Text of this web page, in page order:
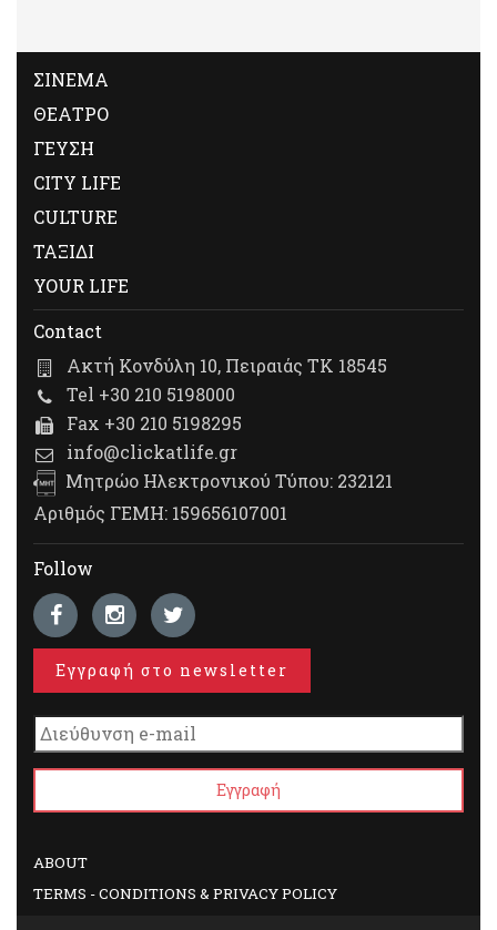
ΣΙΝΕΜΑ
ΘΕΑΤΡΟ
ΓΕΥΣΗ
CITY LIFE
CULTURE
ΤΑΞΙΔΙ
YOUR LIFE
Contact
Ακτή Κονδύλη 10, Πειραιάς ΤΚ 18545
Tel +30 210 5198000
Fax +30 210 5198295
info@clickatlife.gr
Μητρώο Ηλεκτρονικού Τύπου: 232121
Αριθμός ΓΕΜΗ: 159656107001
Follow
Εγγραφή στο newsletter
ABOUT
TERMS - CONDITIONS & PRIVACY POLICY